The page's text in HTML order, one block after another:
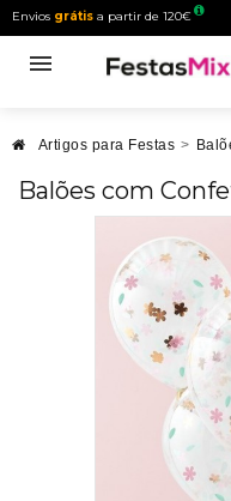
Envios grátis a partir de 120€
Artigos para Festas >
Balões com